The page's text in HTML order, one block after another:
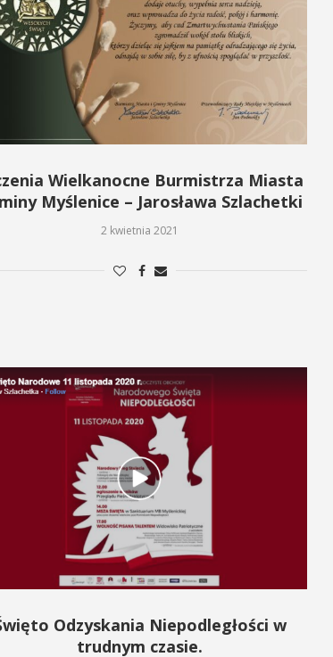
Wielkanocne Burmistrza Miasta
Myślenice – Jarosława Szlachetki
2 kwietnia 2021
Odzyskania Niepodległości w
trudnym czasie.